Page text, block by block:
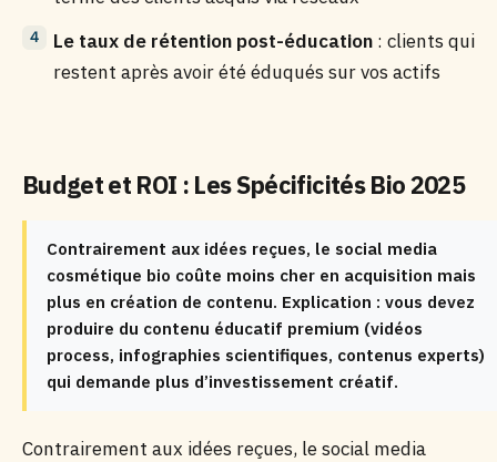
Le taux de rétention post-éducation : clients qui
restent après avoir été éduqués sur vos actifs
Budget et ROI : Les Spécificités Bio 2025
Contrairement aux idées reçues, le social media
cosmétique bio coûte moins cher en acquisition mais
plus en création de contenu. Explication : vous devez
produire du contenu éducatif premium (vidéos
process, infographies scientifiques, contenus experts)
qui demande plus d’investissement créatif.
Contrairement aux idées reçues, le social media